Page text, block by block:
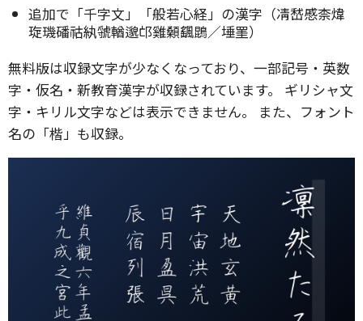
追加で「千字文」「般若心経」の漢字（凊嵆慼柰煒
琁璣磻祜紈虢輶邈邙雞顙颻鵾／埵罣）
無料版は収録文字が少なくなっており、一部記号・英数
字・仮名・新教育漢字が収録されています。 ギリシャ文
字・キリル文字などは表示できません。 また、フォント
名の「楷」も収録。